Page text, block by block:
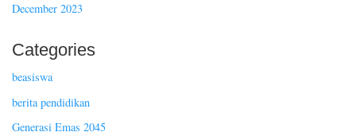
December 2023
Categories
beasiswa
berita pendidikan
Generasi Emas 2045